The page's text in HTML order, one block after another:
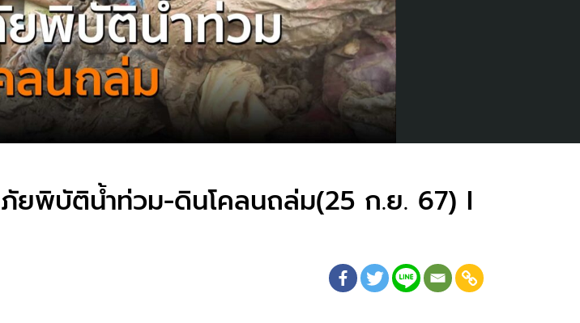
ยพิบัติน้ำท่วม-ดินโคลนถล่ม(25 ก.ย. 67) I